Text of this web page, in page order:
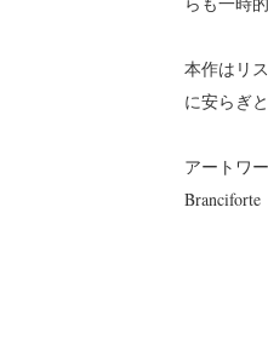
本作はリ
に安らぎ
アートワ
Branciforte